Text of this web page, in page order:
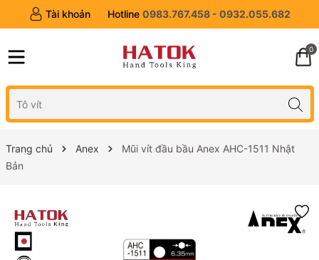
Tài khoản Hotline 0983.767.458 - 0932.055.682
0
Trang chủ Anex
Mũi vít đầu bầu Anex AHC-1511 Nhật
Bản